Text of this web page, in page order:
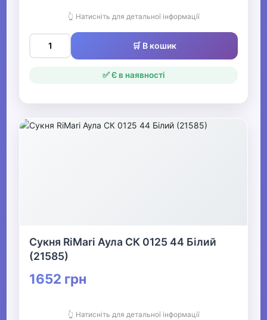
👆 Натисніть для детальної інформації
🛒 В кошик
✅ Є в наявності
Сукня RiMari Аула СК 0125 44 Білий
(21585)
1652 грн
👆 Натисніть для детальної інформації